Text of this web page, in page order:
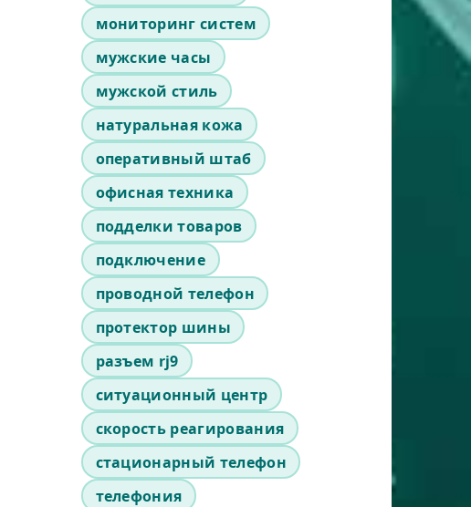
мониторинг систем
мужские часы
мужской стиль
натуральная кожа
оперативный штаб
офисная техника
подделки товаров
подключение
проводной телефон
протектор шины
разъем rj9
ситуационный центр
скорость реагирования
стационарный телефон
телефония